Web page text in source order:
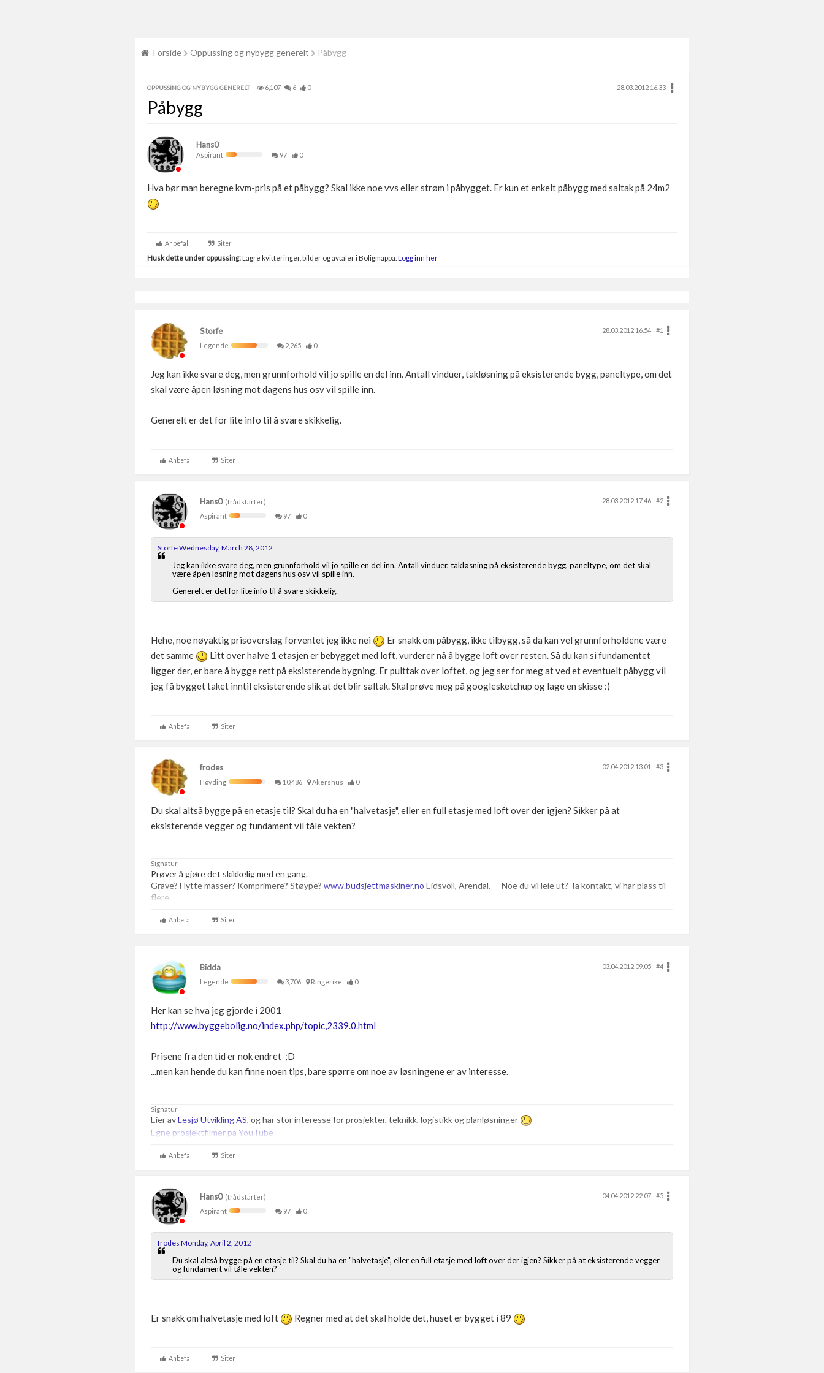
Forside Oppussing og nybygg generelt Påbygg
OPPUSSING OG NYBYGG GENERELT 6,107 6 0 28.03.2012 16.33
Påbygg
Hans0
Aspirant 97 0
Hva bør man beregne kvm-pris på et påbygg? Skal ikke noe vvs eller strøm i påbygget. Er kun et enkelt påbygg med saltak på 24m2
Anbefal Siter
Husk dette under oppussing:Lagre kvitteringer, bilder og avtaler i Boligmappa. Logg inn her
Storfe 28.03.2012 16.54
#1
Legende
2,265 0
Jeg kan ikke svare deg, men grunnforhold vil jo spille en del inn. Antall vinduer, takløsning på eksisterende bygg, paneltype, om det
skal være åpen løsning mot dagens hus osv vil spille inn.
Generelt er det for lite info til å svare skikkelig.
Anbefal Siter
Hans0(trådstarter) 28.03.2012 17.46
#2
Aspirant
97 0
Storfe Wednesday, March 28, 2012
Jeg kan ikke svare deg, men grunnforhold vil jo spille en del inn. Antall vinduer, takløsning på eksisterende bygg, paneltype, om det skal
være åpen løsning mot dagens hus osv vil spille inn.
Generelt er det for lite info til å svare skikkelig.
Hehe, noe nøyaktig prisoverslag forventet jeg ikke nei
Er snakk om påbygg, ikke tilbygg, så da kan vel grunnforholdene være
det samme
Litt over halve 1 etasjen er bebygget med loft, vurderer nå å bygge loft over resten. Så du kan si fundamentet
ligger der, er bare å bygge rett på eksisterende bygning. Er pulttak over loftet, og jeg ser for meg at ved et eventuelt påbygg vil
jeg få bygget taket inntil eksisterende slik at det blir saltak. Skal prøve meg på googlesketchup og lage en skisse :)
Anbefal Siter
frodes 02.04.2012 13.01
#3
Høvding
10,486 Akershus 0
Du skal altså bygge på en etasje til? Skal du ha en "halvetasje", eller en full etasje med loft over der igjen? Sikker på at
eksisterende vegger og fundament vil tåle vekten?
Signatur
Prøver å gjøre det skikkelig med en gang.
Grave? Flytte masser? Komprimere? Støype? www.budsjettmaskiner.no Eidsvoll, Arendal. Noe du vil leie ut? Ta kontakt, vi har plass til
flere.
Anbefal Siter
Bidda 03.04.2012 09.05
#4
Legende
3,706 Ringerike 0
Her kan se hva jeg gjorde i 2001
http://www.byggebolig.no/index.php/topic,2339.0.html
Prisene fra den tid er nok endret ;D
...men kan hende du kan finne noen tips, bare spørre om noe av løsningene er av interesse.
Signatur
Eier avLesjø Utvikling AS, og har stor interesse for prosjekter, teknikk, logistikk og planløsninger
Egne prosjektfilmer på YouTube
Anbefal Siter
Hans0(trådstarter) 04.04.2012 22.07
#5
Aspirant
97 0
frodes Monday, April 2, 2012
Du skal altså bygge på en etasje til? Skal du ha en "halvetasje", eller en full etasje med loft over der igjen? Sikker på at eksisterende vegger
og fundament vil tåle vekten?
Er snakk om halvetasje med loft Regner med at det skal holde det, huset er bygget i 89
Anbefal Siter